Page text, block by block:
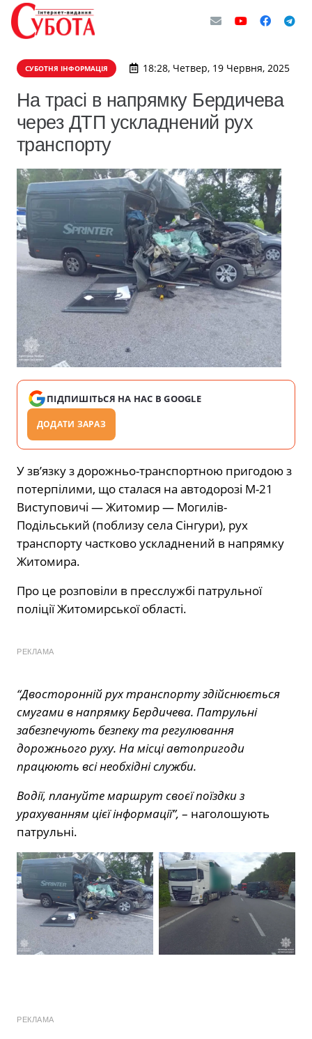
СУБОТНЯ ІНФОРМАЦІЯ 18:28, Четвер, 19 Червня, 2025
На трасі в напрямку Бердичева
через ДТП ускладнений рух
транспорту
ПІДПИШІТЬСЯ НА НАС В GOOGLE
ДОДАТИ ЗАРАЗ
У зв’язку з дорожньо-транспортною пригодою з
потерпілими, що сталася на автодорозі М-21
Виступовичі — Житомир — Могилів-
Подільський (поблизу села Сінгури), рух
транспорту частково ускладнений в напрямку
Житомира.
Про це розповіли в пресслужбі патрульної
поліції Житомирської області.
РЕКЛАМА
“Двосторонній рух транспорту здійснюється
смугами в напрямку Бердичева. Патрульні
забезпечують безпеку та регулювання
дорожнього руху. На місці автопригоди
працюють всі необхідні служби.
Водії, плануйте маршрут своєї поїздки з
урахуванням цієї інформації”, – наголошують
патрульні.
РЕКЛАМА